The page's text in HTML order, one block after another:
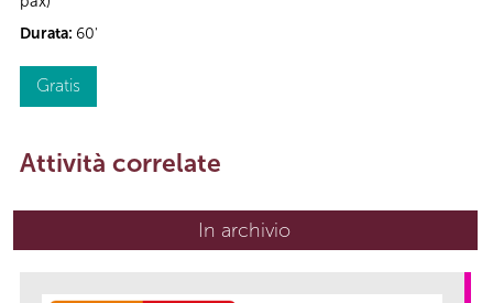
Durata: 60'
Gratis
Attività correlate
In archivio